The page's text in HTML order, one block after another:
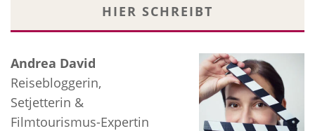
HIER SCHREIBT
Andrea David
Reisebloggerin,
Setjetterin &
Filmtourismus-Expertin